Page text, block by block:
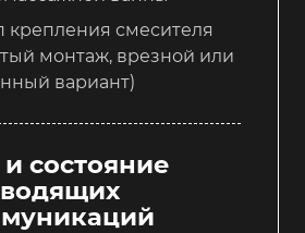
крепления смесителя
монтаж, врезной или
вариант)
состояние